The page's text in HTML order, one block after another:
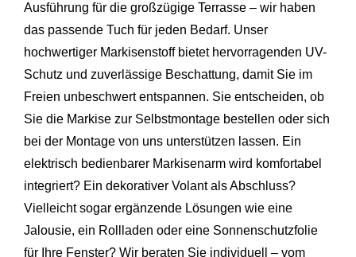
Ausführung für die großzügige Terrasse – wir haben
das passende Tuch für jeden Bedarf. Unser
hochwertiger Markisenstoff bietet hervorragenden UV-
Schutz und zuverlässige Beschattung, damit Sie im
Freien unbeschwert entspannen. Sie entscheiden, ob
Sie die Markise zur Selbstmontage bestellen oder sich
bei der Montage von uns unterstützen lassen. Ein
elektrisch bedienbarer Markisenarm wird komfortabel
integriert? Ein dekorativer Volant als Abschluss?
Vielleicht sogar ergänzende Lösungen wie eine
Jalousie, ein Rollladen oder eine Sonnenschutzfolie
für Ihre Fenster? Wir beraten Sie individuell – vom